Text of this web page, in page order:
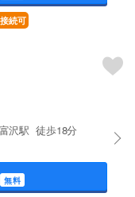
続可
沢駅 徒歩18分
無料